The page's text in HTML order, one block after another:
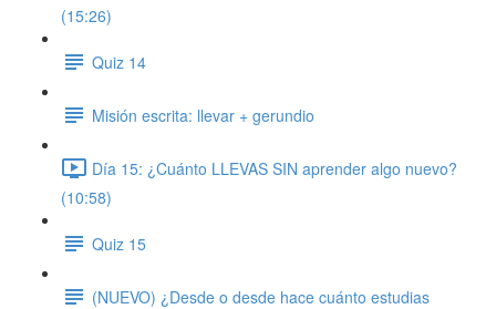
(15:26)
Quiz 14
Misión escrita: llevar + gerundio
Día 15: ¿Cuánto LLEVAS SIN aprender algo nuevo?
(10:58)
Quiz 15
(NUEVO) ¿Desde o desde hace cuánto estudias